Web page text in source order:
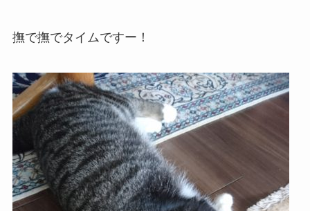
撫で撫でタイムですー！